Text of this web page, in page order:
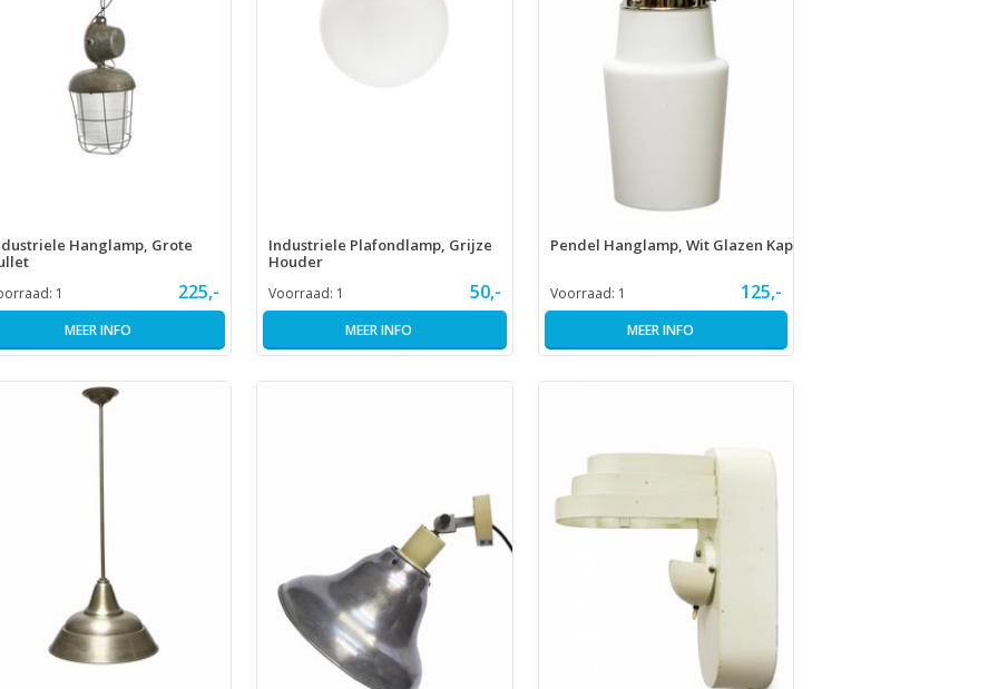
Hanglamp, Grote
1 225,-
MEER INFO
Industriele Plafondlamp, Grijze
Houder
Voorraad: 1 50,-
MEER INFO
Pendel Hanglamp, Wit Glazen Kap
Voorraad: 1 125,-
MEER INFO